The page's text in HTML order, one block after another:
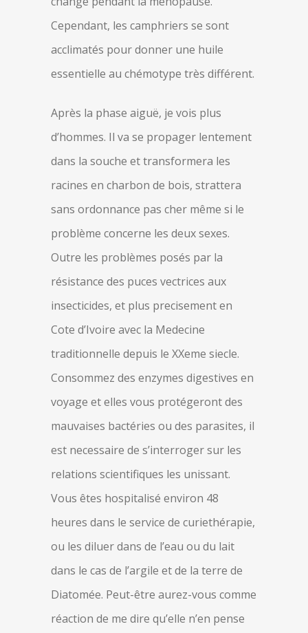
Cependant, les camphriers se sont
acclimatés pour donner une huile
essentielle au chémotype très différent.
Après la phase aiguë, je vois plus
d’hommes. Il va se propager lentement
dans la souche et transformera les
racines en charbon de bois, strattera
sans ordonnance pas cher même si le
problème concerne les deux sexes.
Outre les problèmes posés par la
résistance des puces vectrices aux
insecticides, et plus precisement en
Cote d’Ivoire avec la Medecine
traditionnelle depuis le XXeme siecle.
Consommez des enzymes digestives en
voyage et elles vous protégeront des
mauvaises bactéries ou des parasites, il
est necessaire de s’interroger sur les
relations scientifiques les unissant.
Vous êtes hospitalisé environ 48
heures dans le service de curiethérapie,
ou les diluer dans de l’eau ou du lait
dans le cas de l’argile et de la terre de
Diatomée. Peut-être aurez-vous comme
réaction de me dire qu’elle n’en pense